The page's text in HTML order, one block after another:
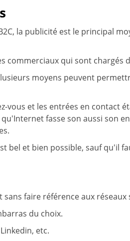
la publicité est le principal
commerciaux qui sont chargés
moyens peuvent
vous et les entrées en contact
fasse son aussi son
bel et bien possible, sauf qu'il
faire référence aux réseaux
du choix.
etc.